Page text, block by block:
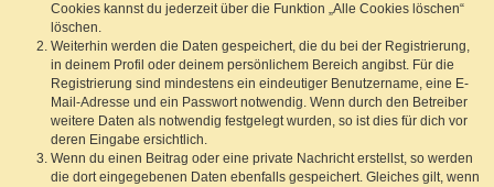
Cookies kannst du jederzeit über die Funktion „Alle Cookies löschen“
löschen.
Weiterhin werden die Daten gespeichert, die du bei der Registrierung,
in deinem Profil oder deinem persönlichem Bereich angibst. Für die
Registrierung sind mindestens ein eindeutiger Benutzername, eine E-
Mail-Adresse und ein Passwort notwendig. Wenn durch den Betreiber
weitere Daten als notwendig festgelegt wurden, so ist dies für dich vor
deren Eingabe ersichtlich.
Wenn du einen Beitrag oder eine private Nachricht erstellst, so werden
die dort eingegebenen Daten ebenfalls gespeichert. Gleiches gilt, wenn